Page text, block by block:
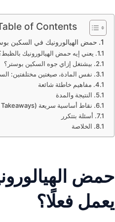
of Contents
حمض الهيالورونيك في السكين
يعني إيه حمض الهيالورونيك
بيشتغل إزاي جوه السكين بوستر؟
نفس المادة، صيغتين مختلفتين:
مفاهيم خاطئة شائعة
النتيجة والمدة
نقاط أساسية سريعة (Key Takeaways)
أسئلة بتتكرر
الخلاصة
حمض
يعمل فعلًا؟